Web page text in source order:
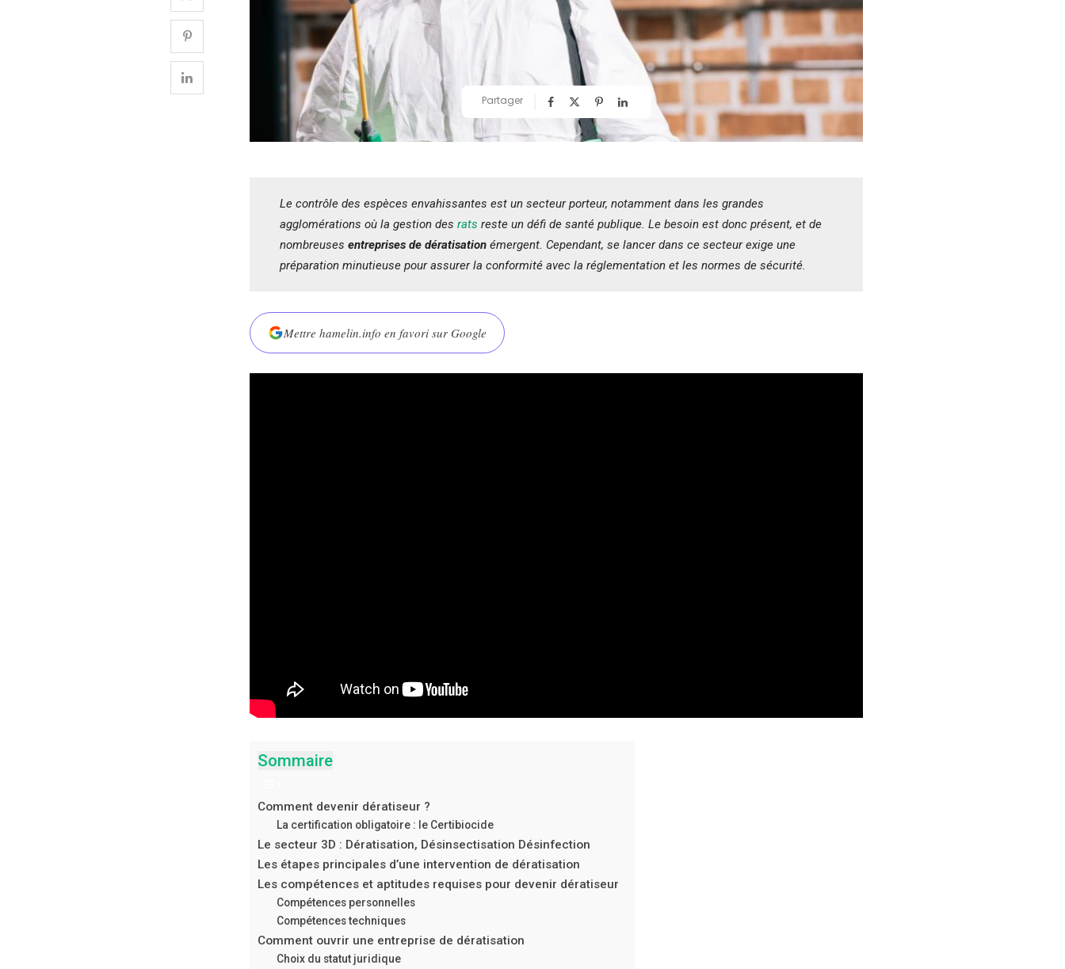
Partager
Le contrôle des espèces envahissantes est un secteur porteur, notamment dans les grandes
agglomérations où la gestion des rats reste un défi de santé publique. Le besoin est donc présent, et de
nombreuses entreprises de dératisation émergent. Cependant, se lancer dans ce secteur exige une
préparation minutieuse pour assurer la conformité avec la réglementation et les normes de sécurité.
Mettre hamelin.info en favori sur Google
Sommaire
Comment devenir dératiseur ?
La certification obligatoire : le Certibiocide
Le secteur 3D : Dératisation, Désinsectisation Désinfection
Les étapes principales d’une intervention de dératisation
Les compétences et aptitudes requises pour devenir dératiseur
Compétences personnelles
Compétences techniques
Comment ouvrir une entreprise de dératisation
Choix du statut juridique